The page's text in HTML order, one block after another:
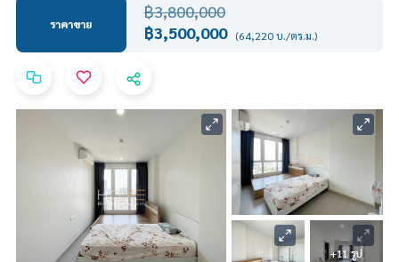
ราคาขาย
฿3,800,000
฿3,500,000 (64,220 บ./ตร.ม.)
+11 รูป